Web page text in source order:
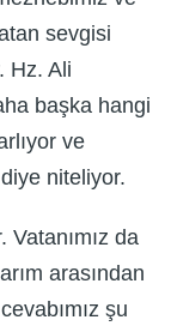
sevgisi
Hz. Ali
başka hangi
ve
niteliyor.
Vatanımız da
arasından
şu